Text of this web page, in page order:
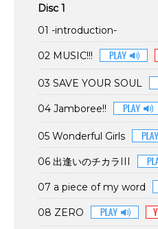
Disc 1
01 -introduction-
02 MUSIC!!!
03 SAVE YOUR SOUL
04 Jamboree!!
05 Wonderful Girls
06 出逢いのチカラIII
07 a piece of my word
08 ZERO